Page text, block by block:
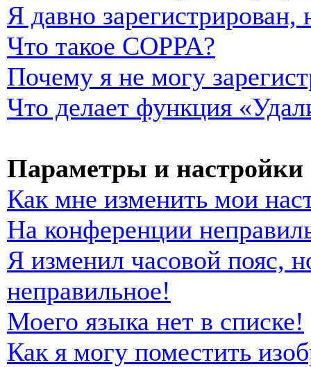
Я давно
Что такое COPPA?
Почему я не могу
Что делает функция
Параметры и настройки
Как мне изменить мои
На конференции
Я изменил часовой пояс,
неправильное!
Моего языка нет в списке!
Как я могу поместить